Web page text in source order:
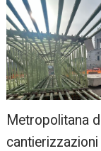
Metropolitana